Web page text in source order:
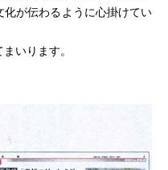
が伝わるように心掛けてい
いります。